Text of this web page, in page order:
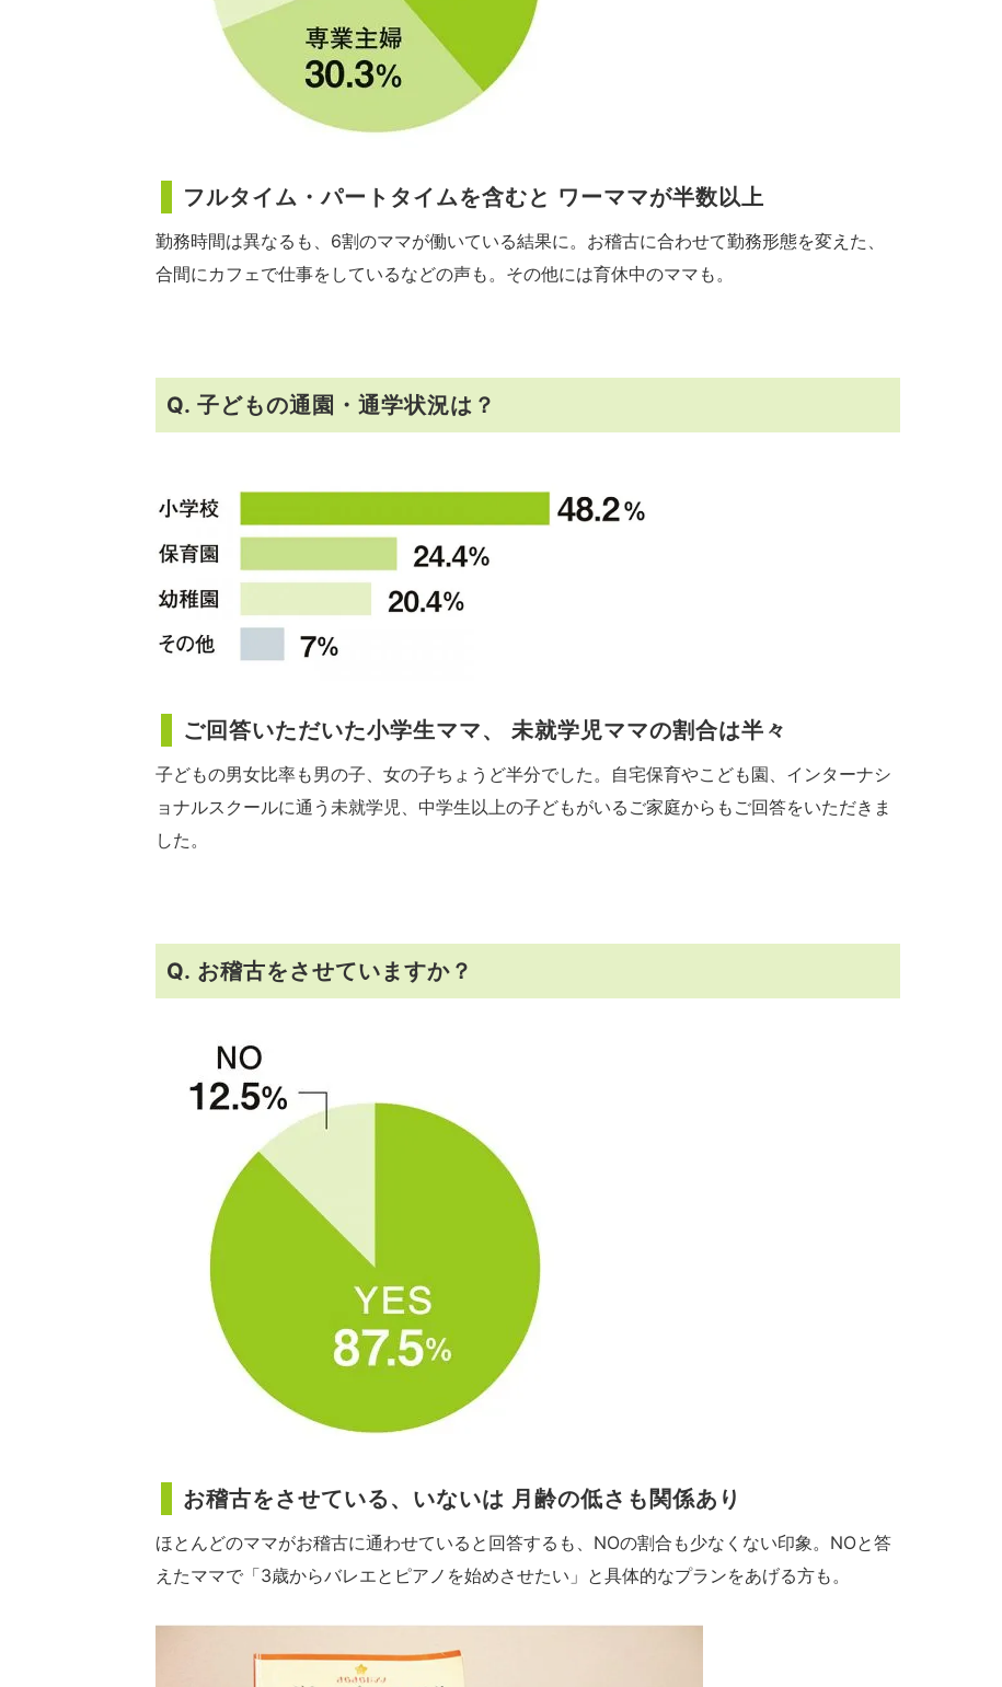
フルタイム・パートタイムを含むと ワーママが半数以上
勤務時間は異なるも、6割のママが働いている結果に。お稽古に合わせて勤務形態を変えた、
合間にカフェで仕事をしているなどの声も。その他には育休中のママも。
Q. 子どもの通園・通学状況は？
ご回答いただいた小学生ママ、 未就学児ママの割合は半々
子どもの男女比率も男の子、女の子ちょうど半分でした。自宅保育やこども園、インターナシ
ョナルスクールに通う未就学児、中学生以上の子どもがいるご家庭からもご回答をいただきま
した。
Q. お稽古をさせていますか？
お稽古をさせている、いないは 月齢の低さも関係あり
ほとんどのママがお稽古に通わせていると回答するも、NOの割合も少なくない印象。NOと答
えたママで「3歳からバレエとピアノを始めさせたい」と具体的なプランをあげる方も。